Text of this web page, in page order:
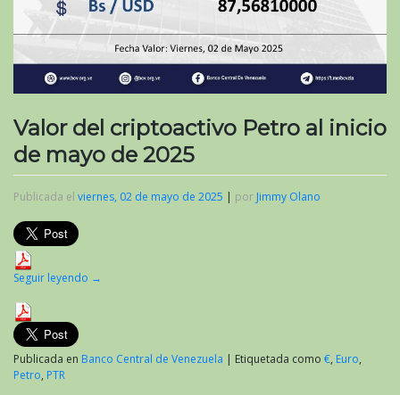
Valor del criptoactivo Petro al inicio
de mayo de 2025
Publicada el viernes, 02 de mayo de 2025 | por Jimmy Olano
Seguir leyendo →
Publicada en Banco Central de Venezuela | Etiquetada como €, Euro,
Petro, PTR